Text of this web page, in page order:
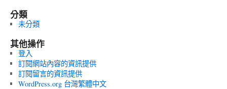
分類
未分類
其他操作
登入
訂閱網站內容的資訊提供
訂閱留言的資訊提供
WordPress.org 台灣繁體中文